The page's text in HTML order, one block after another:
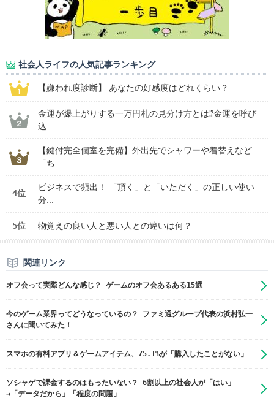
社会人ライフの人気記事ランキング
【嫌われ度診断】 あなたの好感度はどれくらい？
金運が爆上がりする一万円札の見分け方とは⁉金運を呼び
込...
【鍵付完全個室を完備】外出先でシャワーや着替えなど
「ち...
4位
ビジネスで頻出！ 「頂く」と「いただく」の正しい使い
分...
5位 物覚えの良い人と悪い人との違いは何？
関連リンク
オフ会って実際どんな感じ？ ゲームのオフ会あるある15選
今のゲーム業界ってどうなっているの？ ファミ通グループ代表の浜村弘一
さんに聞いてみた！
スマホの有料アプリ＆ゲームアイテム、75.1%が「購入したことがない」
ソシャゲで課金するのはもったいない？ 6割以上の社会人が「はい」
→「データだから」「程度の問題」